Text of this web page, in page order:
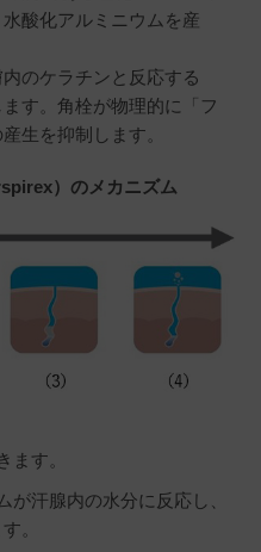
ピリ感はあります
て、あまりにもよか
ペーンの時に、オリ
酸化アルミニウムを産
のケラチンと反応する
す。角栓が物理的に「フ
生を抑制します。
）のメカニズム
ます。
が汗腺内の水分に反応し、
。